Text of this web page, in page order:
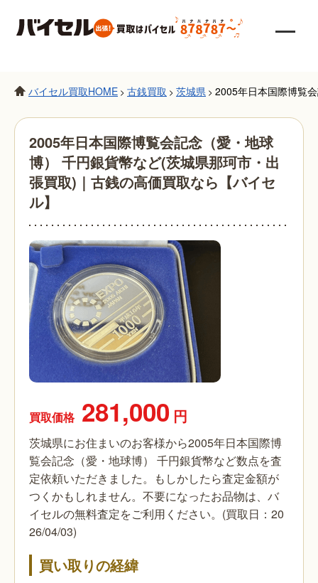
バイセル買取HOME > 古銭買取 > 茨城県 > 2005年日本国際博覧
2005年日本国際博覧会記念（愛・地球
博） 千円銀貨幣など(茨城県那珂市・出
張買取)｜古銭の高価買取なら【バイセ
ル】
買取価格 281,000 円
茨城県にお住まいのお客様から2005年日本国際博
覧会記念（愛・地球博） 千円銀貨幣など数点を査
定依頼いただきました。もしかしたら査定金額が
つくかもしれません。不要になったお品物は、バ
イセルの無料査定をご利用ください。(買取日：20
26/04/03)
買い取りの経緯